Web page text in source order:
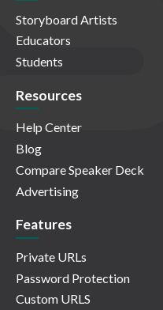
Storyboard Artists
Educators
Students
Resources
Help Center
Blog
Compare Speaker Deck
Advertising
Features
Private URLs
Password Protection
Custom URLS